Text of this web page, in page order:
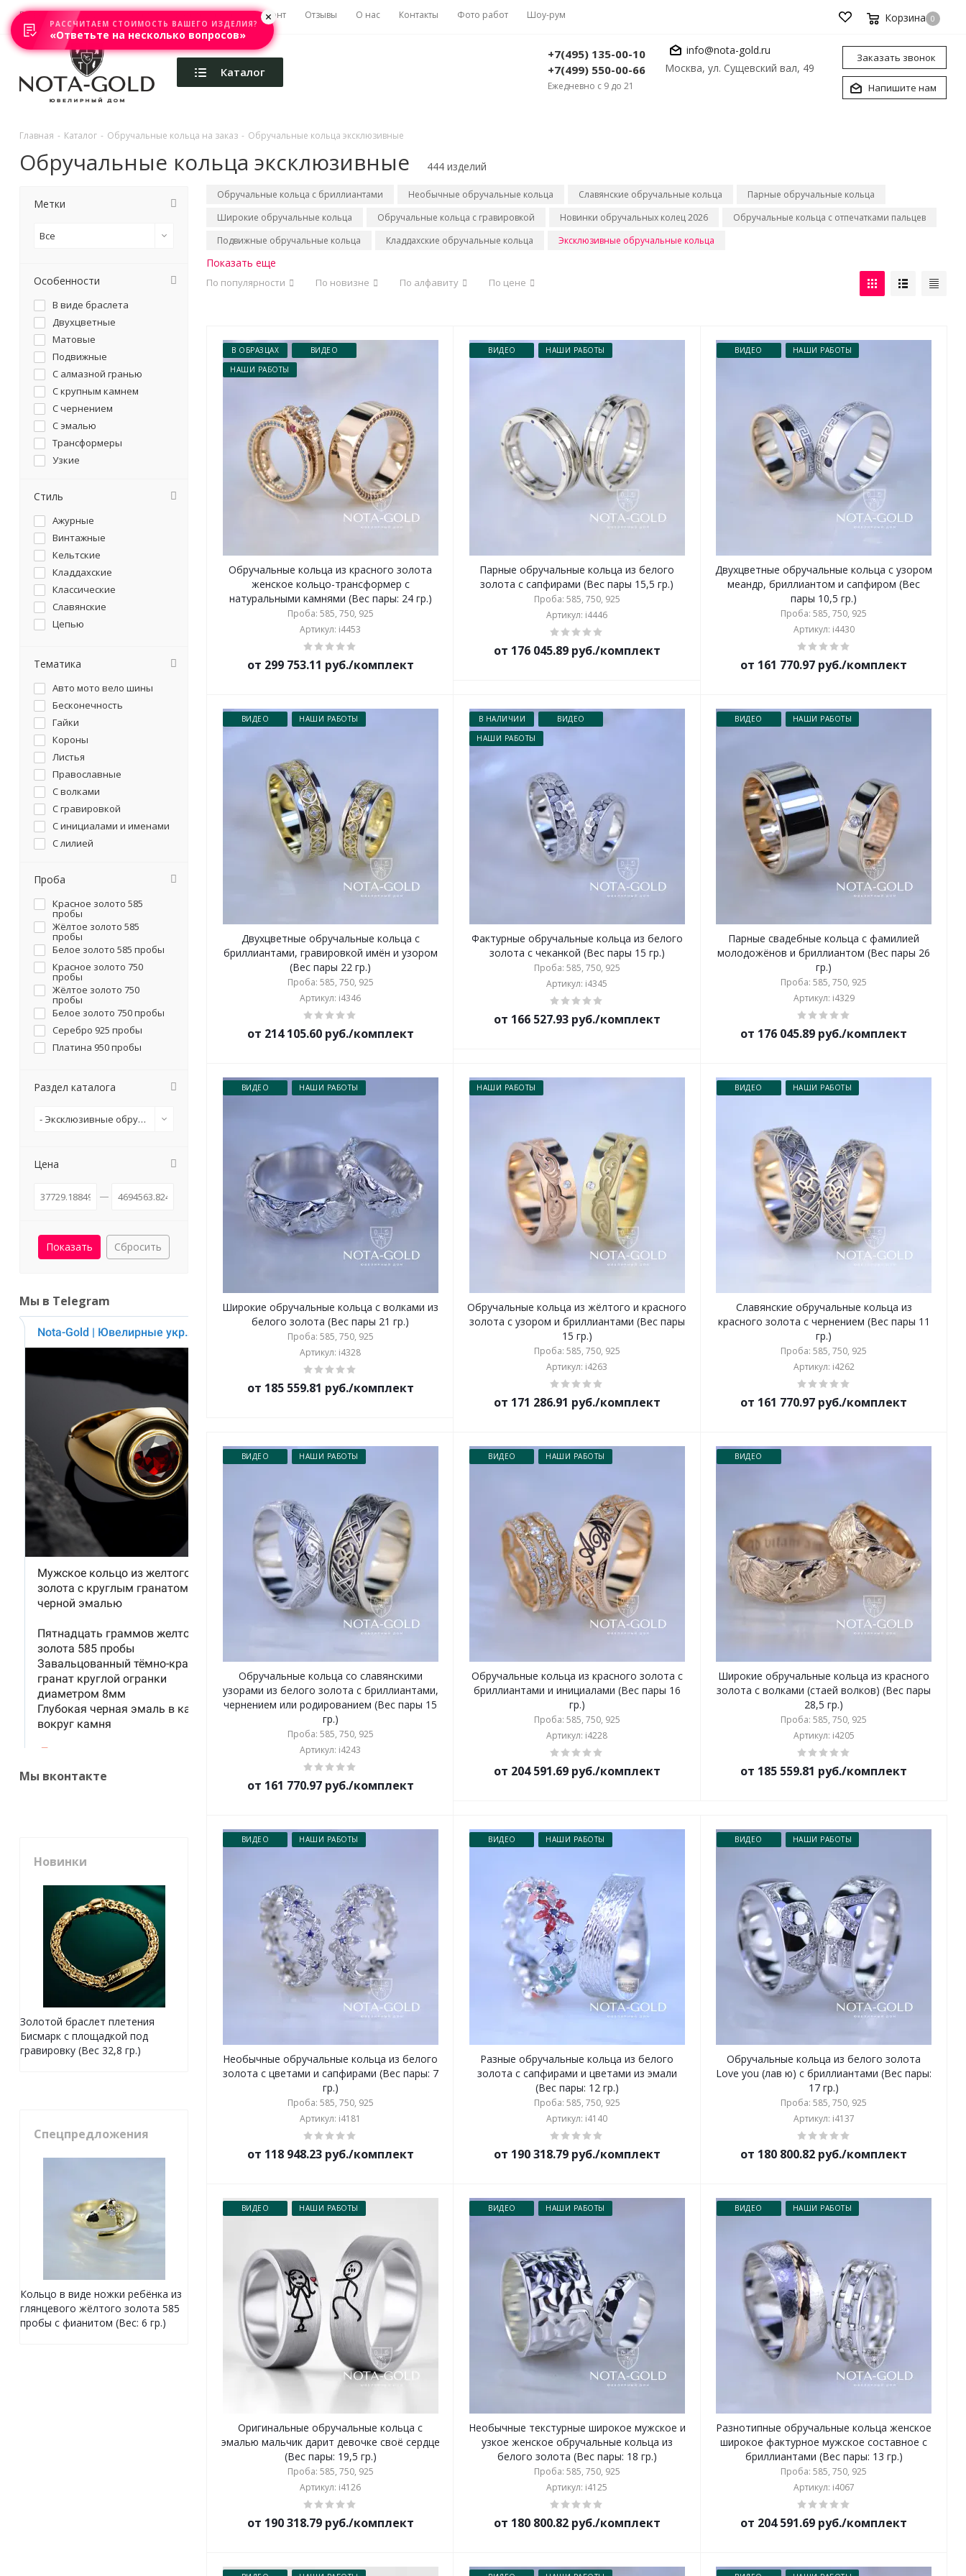
Главная Акции Каталоги Изготовление Ремонт Отзывы О нас Контакты Фото работ Шоу-рум Корзина 0
Каталог
+7(495) 135-00-10
+7(499) 550-00-66
Ежедневно с 9 до 21
info@nota-gold.ru
Москва, ул. Сущевский вал, 49
Заказать звонок
Напишите нам
Главная - Каталог - Обручальные кольца на заказ - Обручальные кольца эксклюзивные
Обручальные кольца эксклюзивные 444 изделий
Обручальные кольца с бриллиантами Необычные обручальные кольца Славянские обручальные кольца
Парные обручальные кольца
Широкие обручальные кольца
Обручальные кольца с гравировкой Новинки обручальных колец 2026
Обручальные кольца с отпечатками пальцев
Подвижные обручальные кольца
Кладдахские обручальные кольца Эксклюзивные обручальные кольца
Показать еще
По популярности По новизне По алфавиту По цене
В ОБРАЗЦАХ
ВИДЕО
НАШИ РАБОТЫ
Обручальные кольца из красного золота
женское кольцо-трансформер с
натуральными камнями (Вес пары: 24 гр.)
Проба: 585, 750, 925
Артикул: i4453
от 299 753.11 руб./комплект
ВИДЕО НАШИ РАБОТЫ
Парные обручальные кольца из белого
золота с сапфирами (Вес пары 15,5 гр.)
Проба: 585, 750, 925
Артикул: i4446
от 176 045.89 руб./комплект
ВИДЕО НАШИ РАБОТЫ
Двухцветные обручальные кольца с узором
меандр, бриллиантом и сапфиром (Вес
пары 10,5 гр.)
Проба: 585, 750, 925
Артикул: i4430
от 161 770.97 руб./комплект
ВИДЕО НАШИ РАБОТЫ
Двухцветные обручальные кольца с
бриллиантами, гравировкой имён и узором
(Вес пары 22 гр.)
Проба: 585, 750, 925
Артикул: i4346
от 214 105.60 руб./комплект
В НАЛИЧИИ
ВИДЕО
НАШИ РАБОТЫ
Фактурные обручальные кольца из белого
золота с чеканкой (Вес пары 15 гр.)
Проба: 585, 750, 925
Артикул: i4345
от 166 527.93 руб./комплект
ВИДЕО НАШИ РАБОТЫ
Парные свадебные кольца с фамилией
молодожёнов и бриллиантом (Вес пары 26
гр.)
Проба: 585, 750, 925
Артикул: i4329
от 176 045.89 руб./комплект
ВИДЕО НАШИ РАБОТЫ
Широкие обручальные кольца с волками из
белого золота (Вес пары 21 гр.)
Проба: 585, 750, 925
Артикул: i4328
от 185 559.81 руб./комплект
НАШИ РАБОТЫ
Обручальные кольца из жёлтого и красного
золота с узором и бриллиантами (Вес пары
15 гр.)
Проба: 585, 750, 925
Артикул: i4263
от 171 286.91 руб./комплект
ВИДЕО НАШИ РАБОТЫ
Славянские обручальные кольца из
красного золота с чернением (Вес пары 11
гр.)
Проба: 585, 750, 925
Артикул: i4262
от 161 770.97 руб./комплект
ВИДЕО НАШИ РАБОТЫ
Обручальные кольца со славянскими
узорами из белого золота с бриллиантами,
чернением или родированием (Вес пары 15
гр.)
Проба: 585, 750, 925
Артикул: i4243
от 161 770.97 руб./комплект
ВИДЕО НАШИ РАБОТЫ
Обручальные кольца из красного золота с
бриллиантами и инициалами (Вес пары 16
гр.)
Проба: 585, 750, 925
Артикул: i4228
от 204 591.69 руб./комплект
ВИДЕО
Широкие обручальные кольца из красного
золота с волками (стаей волков) (Вес пары
28,5 гр.)
Проба: 585, 750, 925
Артикул: i4205
от 185 559.81 руб./комплект
ВИДЕО НАШИ РАБОТЫ
Необычные обручальные кольца из белого
золота с цветами и сапфирами (Вес пары: 7
гр.)
Проба: 585, 750, 925
Артикул: i4181
от 118 948.23 руб./комплект
ВИДЕО НАШИ РАБОТЫ
Разные обручальные кольца из белого
золота с сапфирами и цветами из эмали
(Вес пары: 12 гр.)
Проба: 585, 750, 925
Артикул: i4140
от 190 318.79 руб./комплект
ВИДЕО НАШИ РАБОТЫ
Обручальные кольца из белого золота
Love you (лав ю) с бриллиантами (Вес пары:
17 гр.)
Проба: 585, 750, 925
Артикул: i4137
от 180 800.82 руб./комплект
ВИДЕО НАШИ РАБОТЫ
Оригинальные обручальные кольца с
эмалью мальчик дарит девочке своё сердце
(Вес пары: 19,5 гр.)
Проба: 585, 750, 925
Артикул: i4126
от 190 318.79 руб./комплект
ВИДЕО НАШИ РАБОТЫ
Необычные текстурные широкое мужское и
узкое женское обручальные кольца из
белого золота (Вес пары: 18 гр.)
Проба: 585, 750, 925
Артикул: i4125
от 180 800.82 руб./комплект
ВИДЕО НАШИ РАБОТЫ
Разнотипные обручальные кольца женское
широкое фактурное мужское составное с
бриллиантами (Вес пары: 13 гр.)
Проба: 585, 750, 925
Артикул: i4067
от 204 591.69 руб./комплект
Метки
Все
Особенности
В виде браслета
Двухцветные
Матовые
Подвижные
С алмазной гранью
С крупным камнем
С чернением
С эмалью
Трансформеры
Узкие
Стиль
Ажурные
Винтажные
Кельтские
Кладдахские
Классические
Славянские
Цепью
Тематика
Авто мото вело шины
Бесконечность
Гайки
Короны
Листья
Православные
С волками
С гравировкой
С инициалами и именами
С лилией
С плетением косички
С символикой
Со слонами
Проба
Красное золото 585
пробы
Жёлтое золото 585
пробы
Белое золото 585 пробы
Красное золото 750
пробы
Жёлтое золото 750
пробы
Белое золото 750 пробы
Серебро 925 пробы
Платина 950 пробы
Раздел каталога
- Эксклюзивные обручальные кольца
Цена
Сбросить
Мы в Telegram
Мы вконтакте
Новинки
Золотой браслет плетения
Бисмарк с площадкой под
гравировку (Вес 32,8 гр.)
Спецпредложения
Кольцо в виде ножки ребёнка из
глянцевого жёлтого золота 585
пробы с фианитом (Вес: 6 гр.)
РАССЧИТАЕМ СТОИМОСТЬ ВАШЕГО ИЗДЕЛИЯ?
«Ответьте на несколько вопросов»